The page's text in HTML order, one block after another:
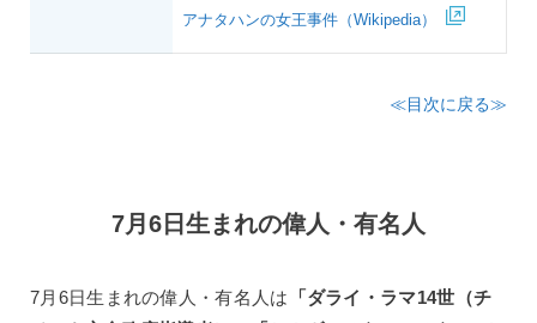
アナタハンの女王事件（Wikipedia）
≪目次に戻る≫
7月6日生まれの偉人・有名人
7月6日生まれの偉人・有名人は 「ダライ・ラマ14世（チ